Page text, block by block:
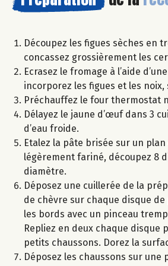
Découpez les figues sèches en
concassez grossièrement les
Ecrasez le fromage à l’aide
incorporez les figues et les noix,
Préchauffez le four thermostat
Délayez le jaune d’œuf dans 3
d’eau froide.
Etalez la pâte brisée sur un
légèrement fariné, découpez 8
diamètre.
Déposez une cuillerée de la
de chèvre sur chaque disque
les bords avec un pinceau
Repliez en deux chaque disque
petits chaussons. Dorez la
Déposez les chaussons sur une